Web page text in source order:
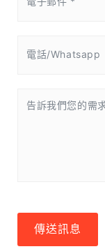
傳送訊息